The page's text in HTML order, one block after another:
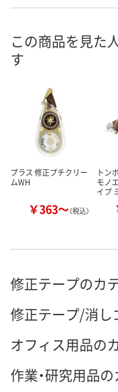
号
お届け日
カ
この商品を見た
す
プラス 修正プチクリー
ムWH
￥363～（税込）
トン
モノ
イプ
修正テープのカ
修正テープ/消し
オフィス用品の
作業・研究用品